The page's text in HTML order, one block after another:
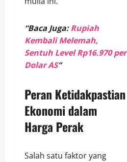
“Baca Juga:Rupiah
Kembali Melemah,
Sentuh Level Rp16.970 per
Dolar AS“
Peran Ketidakpastian
Ekonomi dalam
Harga Perak
Salah satu faktor yang